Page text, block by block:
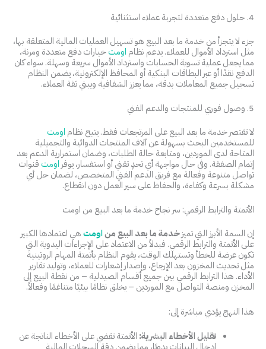
4. حلول دفع متعددة لتجربة عملاء استثنائية
جزء لا يتجزأ من خدمة ما بعد البيع هو تسهيل العمليات المالية المتعلقة بها،
مثل استرداد الأموال للعملاء. يدعم نظام اومتخيارات دفع متعددة ومرنة،
مما يجعل عملية تسوية الحسابات واسترداد الأموال سريعة وسهلة. سواء كان
الدفع نقدًا أو عبر البطاقات البنكية أو المحافظ الإلكترونية، يضمن النظام
تسجيل جميع المعاملات بدقة، مما يعزز الشفافية ويبني ثقة العملاء.
5. وصول فوري للمنتجات والدعم الفني
لا تقتصر خدمة ما بعد البيع على المرتجعات فقط. يتيح نظام اومت
للمستخدمين البحث بسهولة عن آلاف المنتجات الدوائية والتجميلية
المتاحة لدى الموردين، ومتابعة حالة الطلبات، وضمان استمرارية الدعم بعد
إتمام الصفقة. وفي حال مواجهة أي تحدٍ تقني أو استفسار، يوفر اومت قنوات
تواصل متنوعة وفعالة مع فريق الدعم الفني المتخصص، لضمان حل أي
مشكلة بسرعة وكفاءة، والحفاظ على سير العمل دون انقطاع.
الأتمتة والترابط الرقمي: سر نجاح خدمة ما بعد البيع من اومت
إن السمة الأبرز التي تميزخدمة ما بعد البيع مناومتهي اعتمادها الكبير
على الأتمتة والترابط الرقمي. فبدلاً من الاعتماد على الإجراءات اليدوية التي
تكون عرضة للخطأ وتستهلك الوقت، يقوم النظام بأتمتة المهام الروتينية
مثل تحديث المخزون بعد الإرجاع، وإصدار إشعارات للعملاء، وتوليد تقارير
الأداء. هذا الترابط الرقمي بين جميع أقسام الصيدلية – من نقطة البيع إلى
المخزن ومنصة التواصل مع الموردين – يخلق نظامًا بيئيًا متناغمًا وفعالاً.
هذا النهج يؤدي مباشرة إلى:
تقليل الأخطاء البشرية: الأتمتة تقضي على الأخطاء الناتجة عن